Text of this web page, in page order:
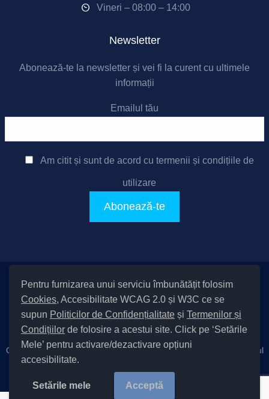
Pentru furnizarea unui serviciu îmbunătățit folosim
Cookies, Accesibilitate WCAG 2.0 și W3C ce se
supun Politicilor de Confidențialitate și Termenilor și
Condițiilor de folosire a acestui site. Click pe ‘Setările
Mele’ pentru activare/dezactivare opțiuni
accesibilitate.
Setările mele Acceptă
Vineri – 08:00 – 14:00
Newsletter
Abonează-te la newsletter și vei fi la curent cu ultimele
informații
Emailul tău
Am citit și sunt de acord cu termenii și condițiile de
utilizare
Setări Cookies și Accesibilitate
Informare cu privire la prelucrarea datelor | Politică de utilizare
cookies|Termeni și condiții de utilizare a site-ului
Politică de
Cod Județ 4 / Județul Bacău / Tipul UAT – 14 – C – Comună / Codul
SIRUTA al Unității Administrativ-Teritoriale 20411 / Măgura
Copyright © 2022 Primăria Măgura județul Bacău |